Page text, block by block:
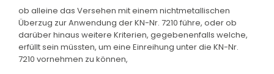
ob alleine das Versehen mit einem nichtmetallischen
Überzug zur Anwendung der KN-Nr. 7210 führe, oder ob
darüber hinaus weitere Kriterien, gegebenenfalls welche,
erfüllt sein müssten, um eine Einreihung unter die KN-Nr.
7210 vornehmen zu können,